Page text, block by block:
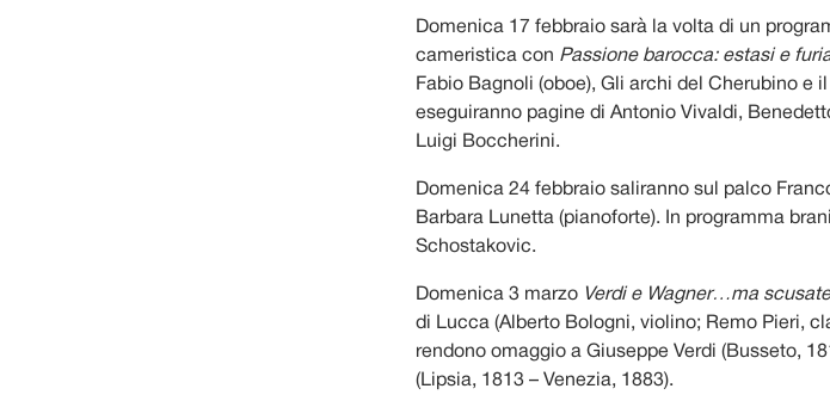
Domenica 17 febbraio sarà la volta di un
cameristica con Passione barocca: estasi e
Fabio Bagnoli (oboe), Gli archi del Cherubino e
eseguiranno pagine di Antonio Vivaldi,
Luigi Boccherini.
Domenica 24 febbraio saliranno sul palco
Barbara Lunetta (pianoforte). In programma
Schostakovic.
Domenica 3 marzo Verdi e Wagner…ma
di Lucca (Alberto Bologni, violino; Remo Pieri,
rendono omaggio a Giuseppe Verdi (Busseto,
(Lipsia, 1813 – Venezia, 1883).